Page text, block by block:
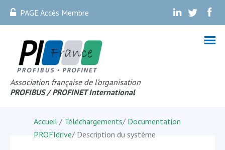
PAGE Accès Membre . . .
Association française de l’organisation
PROFIBUS / PROFINET International
Accueil / Téléchargements/ Documentation
PROFIdrive/ Description du système